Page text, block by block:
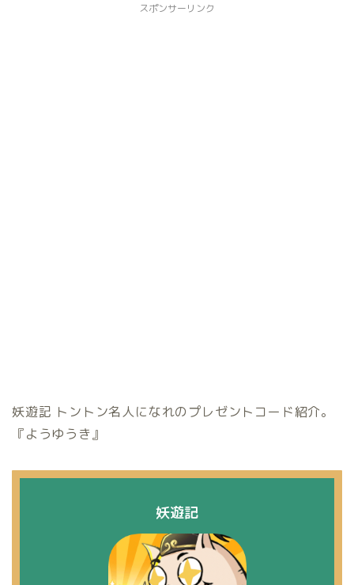
スポンサーリンク
妖遊記 トントン名人になれのプレゼントコード紹介。
『ようゆうき』
妖遊記